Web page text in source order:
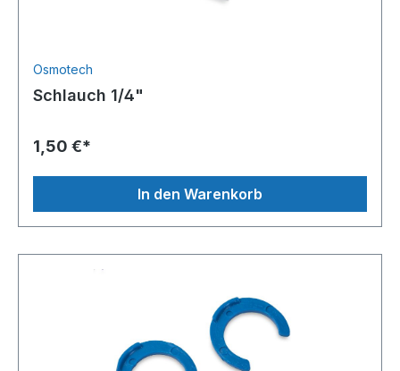
Osmotech
Schlauch 1/4"
1,50 €*
In den Warenkorb